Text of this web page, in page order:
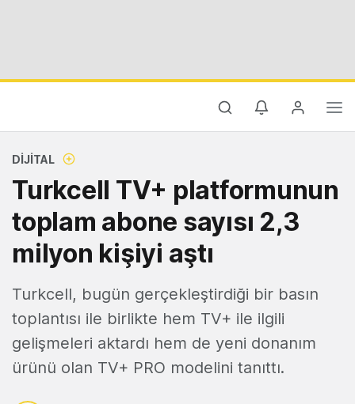
DIJITAL
Turkcell TV+ platformunun
toplam abone sayısı 2,3
milyon kişiyi aştı
Turkcell, bugün gerçekleştirdiği bir basın
toplantısı ile birlikte hem TV+ ile ilgili
gelişmeleri aktardı hem de yeni donanım
ürünü olan TV+ PRO modelini tanıttı.